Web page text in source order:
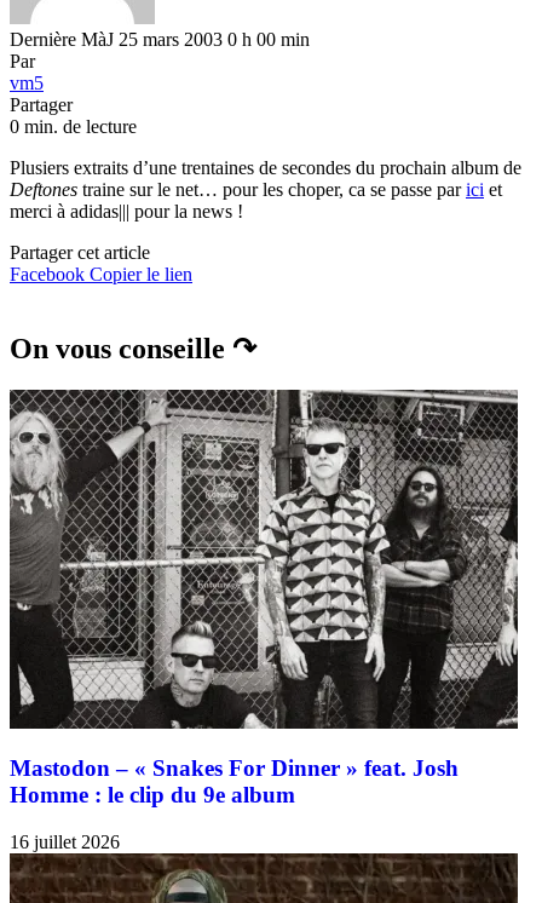
Dernière MàJ 25 mars 2003 0 h 00 min
Par
vm5
Partager
0 min. de lecture
Plusiers extraits d’une trentaines de secondes du prochain album de
Deftones traine sur le net… pour les choper, ca se passe parici et
merci à adidas||| pour la news !
Partager cet article
Facebook Copier le lien
On vous conseille ↷
Mastodon – « Snakes For Dinner » feat. Josh
Homme : le clip du 9e album
16 juillet 2026